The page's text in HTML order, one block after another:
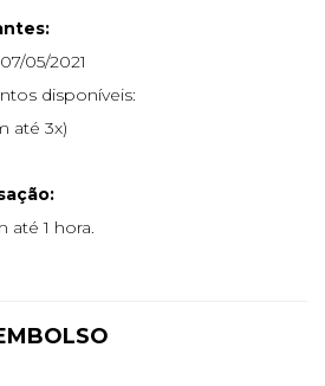
05/2021
disponíveis:
até 3x)
até 1 hora.